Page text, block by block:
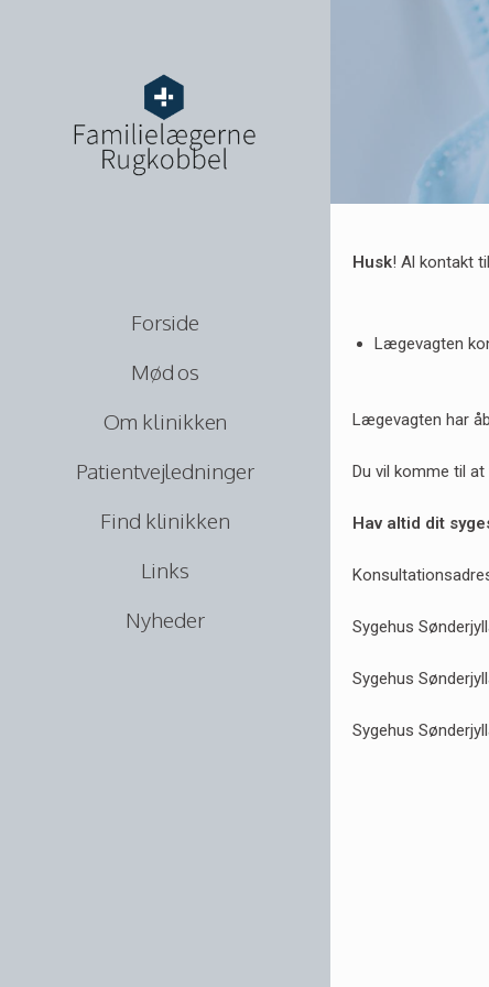
Forside
Mød os
Om klinikken
Patientvejledninger
Find klinikken
Links
Nyheder
Husk! Al kontakt
Lægevagten
Lægevagten har
Du vil komme til
Hav altid dit
Sygehus
Sygehus
Sygehus